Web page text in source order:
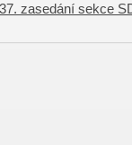
zasedání sekce